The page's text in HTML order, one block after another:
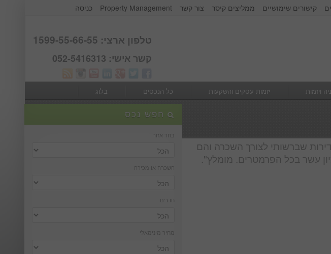
Webmail
כניסה Property Management צור קשר ממליצים קיסר קישורים שימושיים
טלפון ארצי: 1599-55-66-55
קשר אישי: 052-5416313
ויזמות יזמות עסקים והשקעות כל הנכסים
בלוג
חפש נכס
בחר אזור
השכרה או מכירה
חדרים
מחיר מינימאלי
שברשותי לצורך השכרה והם
עשר בכל הפרמטרים. מומלץ".